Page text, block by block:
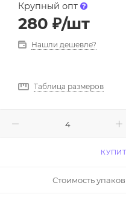
Крупный опт
280 ₽/шт
Нашли дешевле?
Таблица размеров
Стоимость